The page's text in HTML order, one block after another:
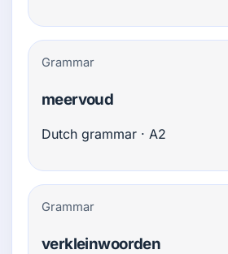
Grammar
meervoud
Dutch grammar · A2
Grammar
verkleinwoorden